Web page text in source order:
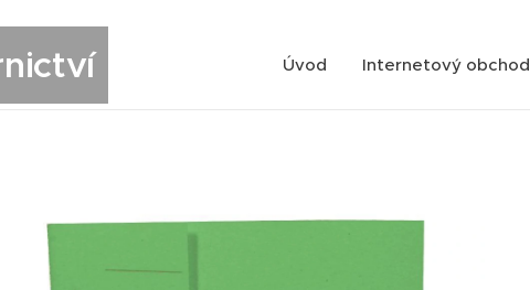
Úvod Internetový obchod